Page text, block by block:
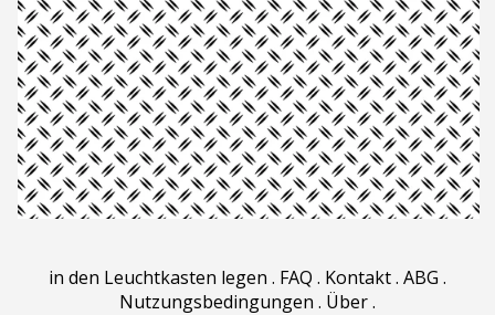
in den Leuchtkasten legen . FAQ . Kontakt. ABG .
Nutzungsbedingungen . Über.